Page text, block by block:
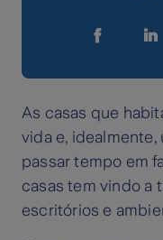
As casas que
vida e,
passar tempo em
casas tem vindo a
escritórios e